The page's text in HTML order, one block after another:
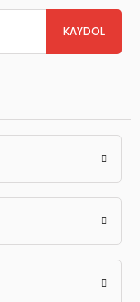
KAYDOL